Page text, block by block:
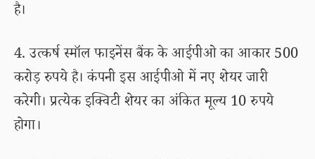
है।
4. उत्कर्ष स्मॉल फाइनेंस बैंक के आईपीओ का आकार 500
करोड़ रुपये है। कंपनी इस आईपीओ में नए शेयर जारी
करेगी। प्रत्येक इक्विटी शेयर का अंकित मूल्य 10 रुपये
होगा।